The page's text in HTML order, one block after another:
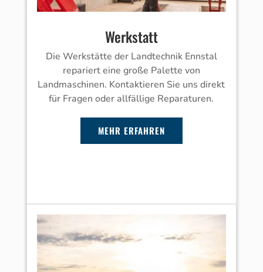
Werkstatt
Die Werkstätte der Landtechnik Ennstal
repariert eine große Palette von
Landmaschinen. Kontaktieren Sie uns direkt
für Fragen oder allfällige Reparaturen.
MEHR ERFAHREN